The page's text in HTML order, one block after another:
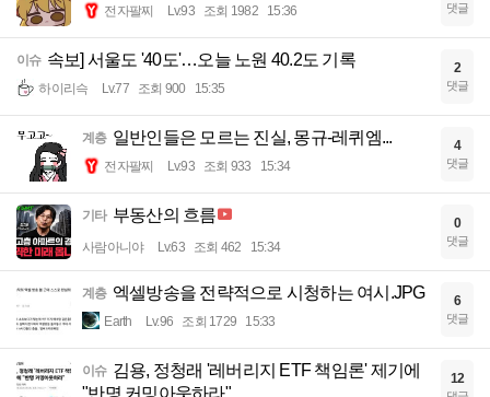
전자팔찌 Lv.93 조회 1982 15:36 댓글
이슈 속보] 서울도 '40도'…오늘 노원 40.2도 기록
하이리슥 Lv.77 조회 900 15:35
2
댓글
계층 일반인들은 모르는 진실, 몽규-레퀴엠...
전자팔찌 Lv.93 조회 933 15:34
4
댓글
기타 부동산의 흐름
사람아니야 Lv.63 조회 462 15:34
0
댓글
계층 엑셀방송을 전략적으로 시청하는 여시.JPG
Earth Lv.96 조회 1729 15:33
6
댓글
이슈 김용, 정청래 '레버리지 ETF 책임론' 제기에
12